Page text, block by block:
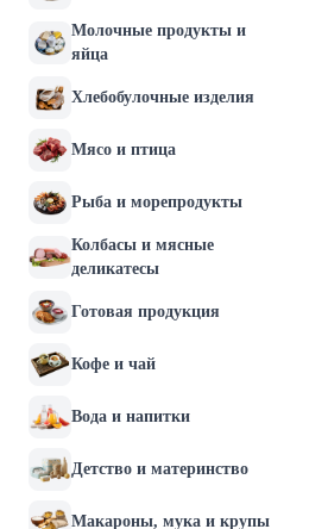
Молочные продукты и
яйца
Хлебобулочные изделия
Мясо и птица
Рыба и морепродукты
Колбасы и мясные
деликатесы
Готовая продукция
Кофе и чай
Вода и напитки
Детство и материнство
Макароны, мука и крупы